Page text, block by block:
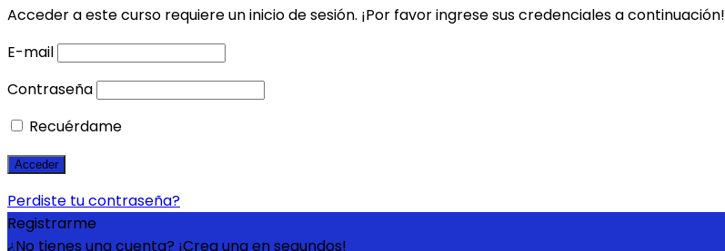
Acceder a este curso requiere un inicio de sesión. ¡Por favor ingrese sus credenciales a continuación!
E-mail
Contraseña
Recuérdame
Perdiste tu contraseña?
Registrarme
¿No tienes una cuenta? ¡Crea una en segundos!